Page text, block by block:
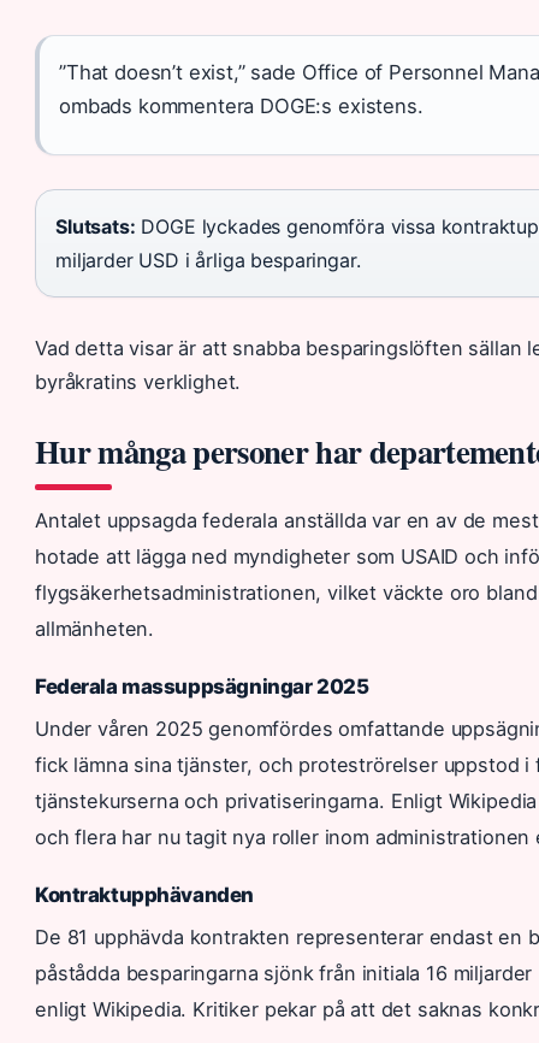
”That doesn’t exist,” sade Office of Personnel
ombads kommentera DOGE:s existens.
Slutsats: DOGE lyckades genomföra vissa
miljarder USD i årliga besparingar.
Vad detta visar är att snabba besparingslöften
byråkratins verklighet.
Hur många personer har
Antalet uppsagda federala anställda var en av de
hotade att lägga ned myndigheter som USAID och
flygsäkerhetsadministrationen, vilket väckte oro
allmänheten.
Federala massuppsägningar 2025
Under våren 2025 genomfördes omfattande
fick lämna sina tjänster, och proteströrelser uppstod
tjänstekurserna och privatiseringarna. Enligt
och flera har nu tagit nya roller inom administrationen
Kontraktupphävanden
De 81 upphävda kontrakten representerar endast en
påstådda besparingarna sjönk från initiala 16
enligt Wikipedia. Kritiker pekar på att det saknas